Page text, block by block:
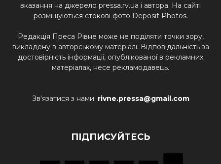
вказання на джерело pressa.rv.ua і автора. На сайті
розміщуються стокові фото Deposit Photos.
Редакція Преса Рівне може не поділяти точки зору,
викладену в авторському матеріалі. Відповідальність за
достовірність інформації, опублікованої в рекламних
матеріалах, несе рекламодавець.
Зв'язатися з нами: rivne.pressa@gmail.com
ПІДПИСУЙТЕСЬ